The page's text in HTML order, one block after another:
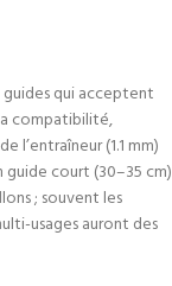
qui acceptent
la compatibilité,
l’entraîneur (1.1 mm)
guide court (30–35 cm)
; souvent les
usages auront des